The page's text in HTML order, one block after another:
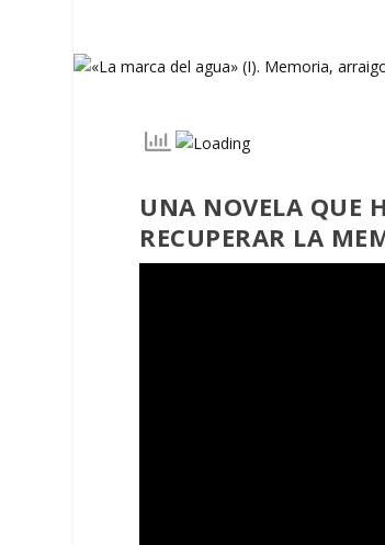
UNA NOVELA QUE
RECUPERAR LA